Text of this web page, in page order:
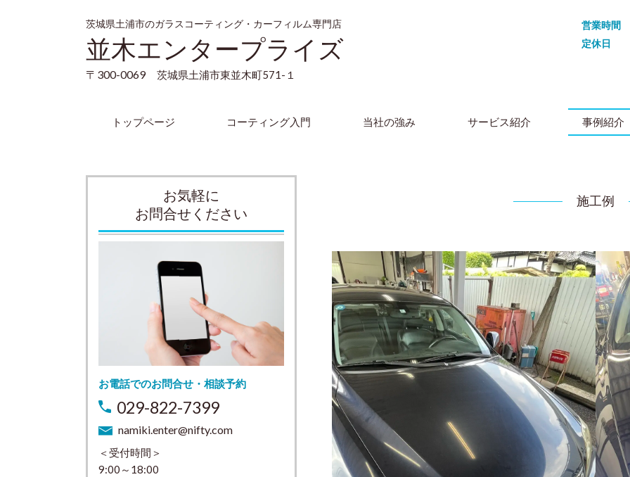
茨城県土浦市のガラスコーティング・カーフィルム専門店
並木エンタープライズ
〒300-0069 茨城県土浦市東並木町571-１
営業時間
定休日
トップページ コーティング入門 当社の強み サービス紹介 事例紹介
施工例
お気軽に
お問合せください
お電話でのお問合せ・相談予約
029-822-7399
namiki.enter@nifty.com
＜受付時間＞
9:00～18:00